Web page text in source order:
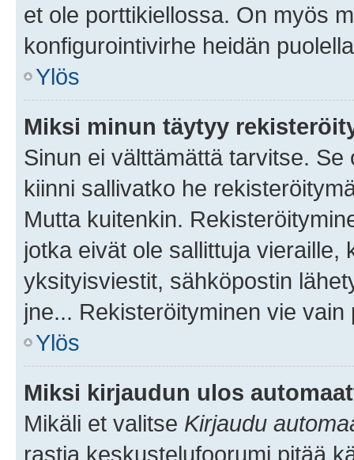
et ole porttikiellossa. On myös
konfigurointivirhe heidän
Ylös
Miksi minun täytyy
Sinun ei välttämättä tarvitse.
kiinni sallivatko he
Mutta kuitenkin.
jotka eivät ole sallittuja vieraille,
yksityisviestit, sähköpostin
jne... Rekisteröityminen vie
Ylös
Miksi kirjaudun ulos
Mikäli et valitse Kirjaudu
rastia keskustelufoorumi pitää